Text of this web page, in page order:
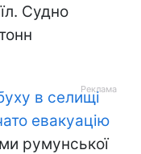
Судно
в селищі
евакуацію
румунської